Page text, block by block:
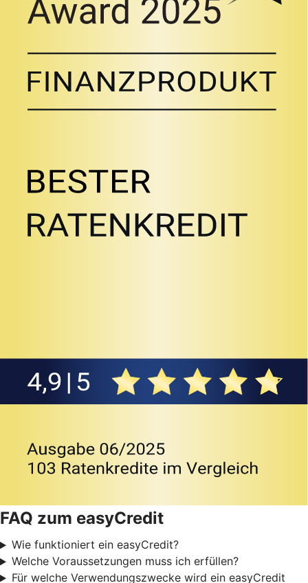
FAQ zum easyCredit
Wie funktioniert ein easyCredit?
Welche Voraussetzungen muss ich erfüllen?
Für welche Verwendungszwecke wird ein easyCredit